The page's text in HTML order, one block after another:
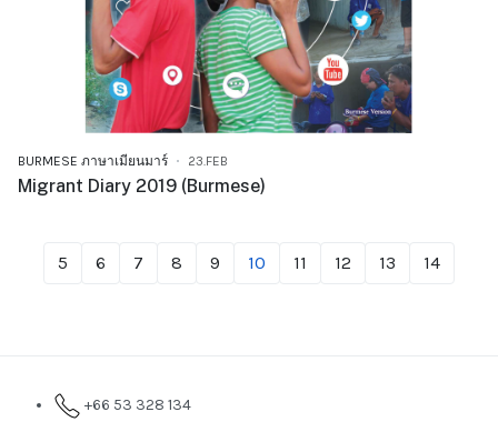
BURMESE ภาษาเมียนมาร์ 23.FEB
Migrant Diary 2019 (Burmese)
5 6 7 8 9 10 11 12 13 14
+66 53 328 134